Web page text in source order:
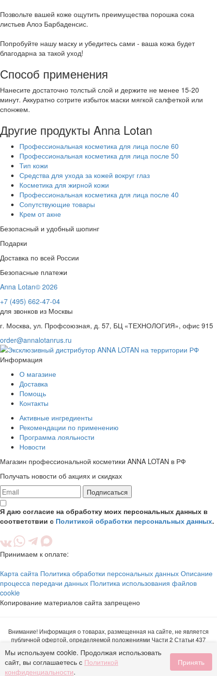
Позвольте вашей коже ощутить преимущества порошка сока
листьев Алоэ Барбаденсис.
Попробуйте нашу маску и убедитесь сами - ваша кожа будет
благодарна за такой уход!
Способ применения
Нанесите достаточно толстый слой и держите не менее 15-20
минут. Аккуратно сотрите избыток маски мягкой салфеткой или
спонжем.
Другие продукты Anna Lotan
Профессиональная косметика для лица после 60
Профессиональная косметика для лица после 50
Тип кожи
Средства для ухода за кожей вокруг глаз
Косметика для жирной кожи
Профессиональная косметика для лица после 40
Сопутствующие товары
Крем от акне
Безопасный и удобный шопинг
Подарки
Доставка по всей России
Безопасные платежи
Anna Lotan© 2026
+7 (495) 662-47-04
для звонков из Москвы
г. Москва, ул. Профсоюзная, д. 57, БЦ «ТЕХНОЛОГИЯ», офис 915
order@annalotanrus.ru
Информация
О магазине
Доставка
Помощь
Контакты
Активные ингредиенты
Рекомендации по применению
Программа лояльности
Новости
Магазин профессиональной косметики ANNA LOTAN в РФ
Получать новости об акциях и скидках
Подписаться
Я даю согласие на обработку моих персональных данных в
соответствии с Политикой обработки персональных данных.
Принимаем к оплате:
Карта сайта Политика обработки персональных данных Описание
процесса передачи данных Политика использования файлов
cookie
Копирование материалов сайта запрещено
Внимание! Информация о товарах, размещенная на сайте, не является
публичной офертой, определяемой положениями Части 2 Статьи 437
изменения в характеристики, названия, внешний вид и комплектацию
товаров без предварительного уведомления. Подробную информацию о
товаре вы можете получить по телефону +7 (495) 662-47-04
Мы используем cookie. Продолжая использовать
сайт, вы соглашаетесь с Политикой
конфиденциальности.
Принять